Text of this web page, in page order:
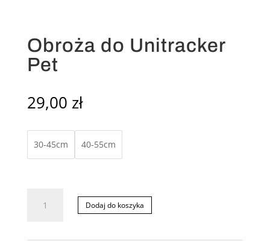
Obroża do Unitracker
Pet
29,00 zł
30-45cm 40-55cm
Dodaj do koszyka